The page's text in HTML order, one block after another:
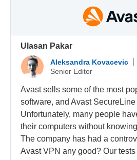
Ulasan Pakar
Aleksandra Kovacevic
Senior Editor
Avast sells some of the most
software, and Avast
Unfortunately, many people
their computers without
The company has had a
Avast VPN any good? Our